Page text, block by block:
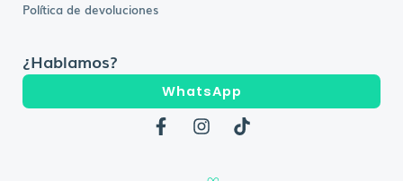
Política de devoluciones
¿Hablamos?
WhatsApp
F
a
I
n
T
i